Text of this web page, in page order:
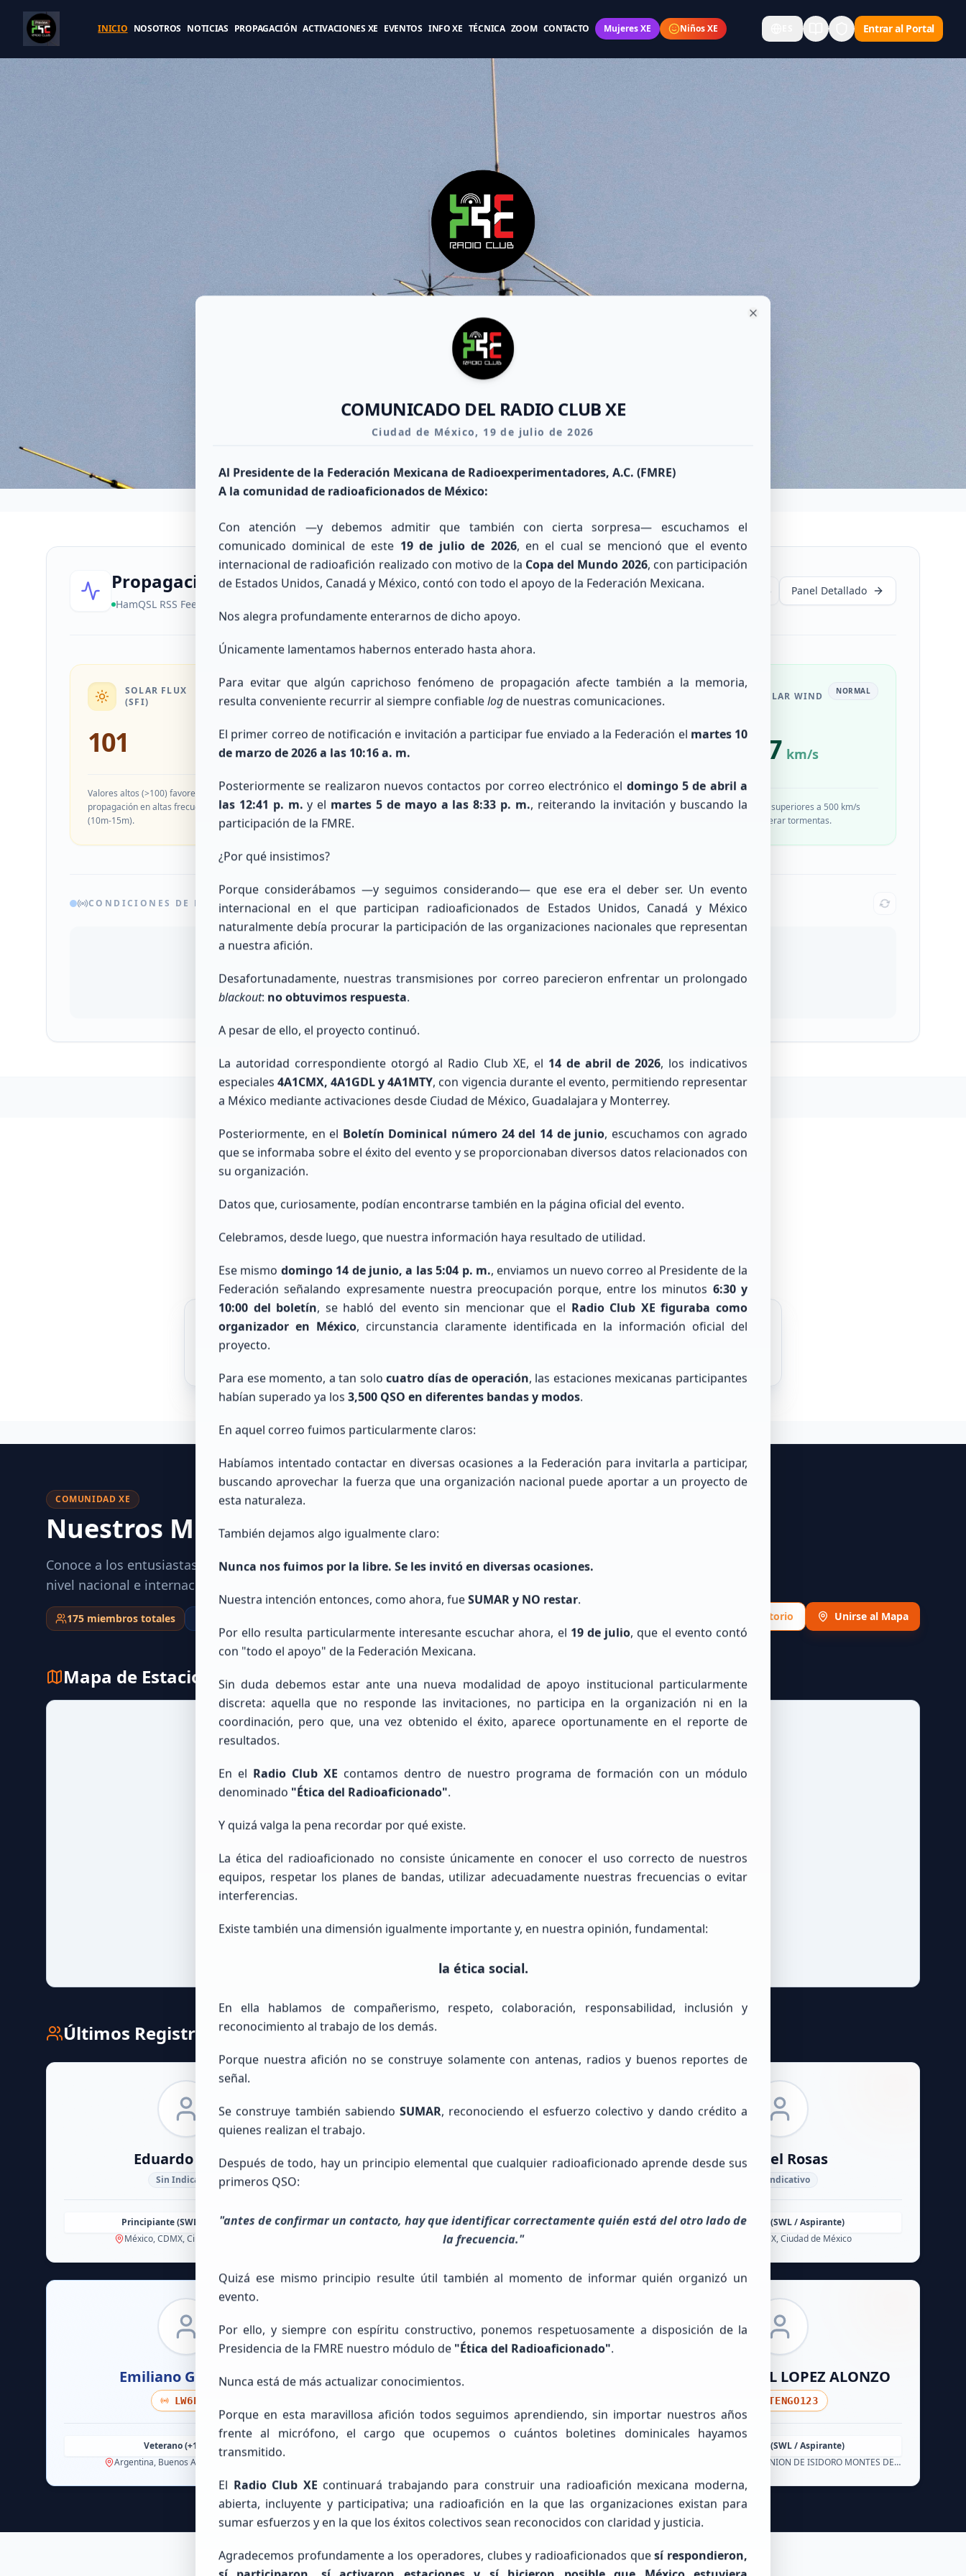
INICIO NOSOTROS NOTICIAS PROPAGACIÓN ACTIVACIONES XE EVENTOS INFO XE TÉCNICA ZOOM CONTACTO Mujeres XE Niños XE Entrar al Portal
Radioaficionados XE
Conectando entusiastas de la radio. Prepárate para el examen radioaficionado
y únete a nosotros.
Únete al Club Curso para Licencia
Propagación Solar Calculando...
HamQSL RSS Feed
Panel Detallado
SOLAR FLUX
(SFI)
101
Valores altos (>100) favorecen la
propagación en altas frecuencias
(10m-15m).
A-INDEX
3
Promedio diario de actividad
geomagnética. Menor es mejor (<10).
K-INDEX
0
Índice planetario a corto plazo. Valores
SOLAR WIND NORMAL
273.7 km/s
Velocidades superiores a 500 km/s
pueden generar tormentas.
CONDICIONES DE BANDAS HF
Explora nuestra Área Técnica y Calculadora de Antenas
Búsqueda Internacional QRZ
Consulta información de indicativos de todo el mundo utilizando la base de
datos de QRZ.com.
COMUNIDAD XE
Nuestros MiembrosRecientes
Conoce a los entusiastas que se han unido a nuestra red de radioaficionados a
nivel nacional e internacional.
175 miembros totales Ver Directorio Unirse al Mapa
Mapa de Estaciones
Cargando mapa de ubicaciones...
Últimos Registros
Eduardo Lopez
Sin Indicativo
Principiante (SWL / Aspirante)
México, CDMX, Ciudad de México
Pedro Basañez De La Torre
Principiante (SWL / Aspirante)
México, Estado de México, Naucalpan de Juárez
Gabriel Rosas
Sin Indicativo
Principiante (SWL / Aspirante)
México, CDMX, Ciudad de México
Emiliano Gutierrez
LW6EGE
Veterano (+10 años)
Argentina, Buenos Aires, Bahía Blanca
Raul humberto MIGUEL ANGEL LOPEZ ALONZO
NOTENGO123
Principiante (SWL / Aspirante)
México, GUERRERO, LA UNION DE ISIDORO MONTES DE OCA
COMUNICADO DEL RADIO CLUB XE
Ciudad de México, 19 de julio de 2026
Al Presidente de la Federación Mexicana de Radioexperimentadores, A.C. (FMRE)
A la comunidad de radioaficionados de México:
Con atención —y debemos admitir que también con cierta sorpresa— escuchamos el
comunicado dominical de este 19 de julio de 2026, en el cual se mencionó que el evento
internacional de radioafición realizado con motivo de la Copa del Mundo 2026, con participación
de Estados Unidos, Canadá y México, contó con todo el apoyo de la Federación Mexicana.
Nos alegra profundamente enterarnos de dicho apoyo.
Únicamente lamentamos habernos enterado hasta ahora.
Para evitar que algún caprichoso fenómeno de propagación afecte también a la memoria,
resulta conveniente recurrir al siempre confiablelog de nuestras comunicaciones.
El primer correo de notificación e invitación a participar fue enviado a la Federación el martes 10
de marzo de 2026 a las 10:16 a. m.
Posteriormente se realizaron nuevos contactos por correo electrónico el domingo 5 de abril a
las 12:41 p. m. y el martes 5 de mayo a las 8:33 p. m., reiterando la invitación y buscando la
participación de la FMRE.
¿Por qué insistimos?
Porque considerábamos —y seguimos considerando— que ese era el deber ser. Un evento
internacional en el que participan radioaficionados de Estados Unidos, Canadá y México
naturalmente debía procurar la participación de las organizaciones nacionales que representan
a nuestra afición.
Desafortunadamente, nuestras transmisiones por correo parecieron enfrentar un prolongado
blackout: no obtuvimos respuesta.
A pesar de ello, el proyecto continuó.
La autoridad correspondiente otorgó al Radio Club XE, el 14 de abril de 2026, los indicativos
especiales4A1CMX, 4A1GDL y 4A1MTY, con vigencia durante el evento, permitiendo representar
a México mediante activaciones desde Ciudad de México, Guadalajara y Monterrey.
Posteriormente, en el Boletín Dominical número 24 del 14 de junio, escuchamos con agrado
que se informaba sobre el éxito del evento y se proporcionaban diversos datos relacionados con
su organización.
Datos que, curiosamente, podían encontrarse también en la página oficial del evento.
Celebramos, desde luego, que nuestra información haya resultado de utilidad.
Ese mismo domingo 14 de junio, a las 5:04 p. m., enviamos un nuevo correo al Presidente de la
Federación señalando expresamente nuestra preocupación porque, entre los minutos 6:30 y
10:00 del boletín, se habló del evento sin mencionar que el Radio Club XE figuraba como
organizador en México, circunstancia claramente identificada en la información oficial del
proyecto.
Para ese momento, a tan solocuatro días de operación, las estaciones mexicanas participantes
habían superado ya los 3,500 QSO en diferentes bandas y modos.
En aquel correo fuimos particularmente claros:
Habíamos intentado contactar en diversas ocasiones a la Federación para invitarla a participar,
buscando aprovechar la fuerza que una organización nacional puede aportar a un proyecto de
esta naturaleza.
También dejamos algo igualmente claro:
Nunca nos fuimos por la libre. Se les invitó en diversas ocasiones.
Nuestra intención entonces, como ahora, fueSUMAR y NO restar.
Por ello resulta particularmente interesante escuchar ahora, el 19 de julio, que el evento contó
con "todo el apoyo" de la Federación Mexicana.
Sin duda debemos estar ante una nueva modalidad de apoyo institucional particularmente
discreta: aquella que no responde las invitaciones, no participa en la organización ni en la
coordinación, pero que, una vez obtenido el éxito, aparece oportunamente en el reporte de
resultados.
En el Radio Club XE contamos dentro de nuestro programa de formación con un módulo
denominado "Ética del Radioaficionado".
Y quizá valga la pena recordar por qué existe.
La ética del radioaficionado no consiste únicamente en conocer el uso correcto de nuestros
equipos, respetar los planes de bandas, utilizar adecuadamente nuestras frecuencias o evitar
interferencias.
Existe también una dimensión igualmente importante y, en nuestra opinión, fundamental:
la ética social.
En ella hablamos de compañerismo, respeto, colaboración, responsabilidad, inclusión y
reconocimiento al trabajo de los demás.
Porque nuestra afición no se construye solamente con antenas, radios y buenos reportes de
señal.
Se construye también sabiendo SUMAR, reconociendo el esfuerzo colectivo y dando crédito a
quienes realizan el trabajo.
Después de todo, hay un principio elemental que cualquier radioaficionado aprende desde sus
primeros QSO:
"antes de confirmar un contacto, hay que identificar correctamente quién está del otro lado de
la frecuencia."
Quizá ese mismo principio resulte útil también al momento de informar quién organizó un
evento.
Por ello, y siempre con espíritu constructivo, ponemos respetuosamente a disposición de la
Presidencia de la FMRE nuestro módulo de "Ética del Radioaficionado".
Nunca está de más actualizar conocimientos.
Porque en esta maravillosa afición todos seguimos aprendiendo, sin importar nuestros años
frente al micrófono, el cargo que ocupemos o cuántos boletines dominicales hayamos
transmitido.
El Radio Club XE continuará trabajando para construir una radioafición mexicana moderna,
abierta, incluyente y participativa; una radioafición en la que las organizaciones existan para
sumar esfuerzos y en la que los éxitos colectivos sean reconocidos con claridad y justicia.
Agradecemos profundamente a los operadores, clubes y radioaficionados quesí respondieron,